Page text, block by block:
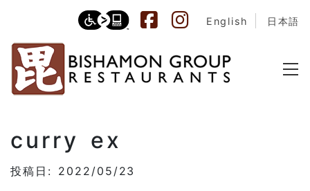
English 日本語
curry ex
投稿日: 2022/05/23